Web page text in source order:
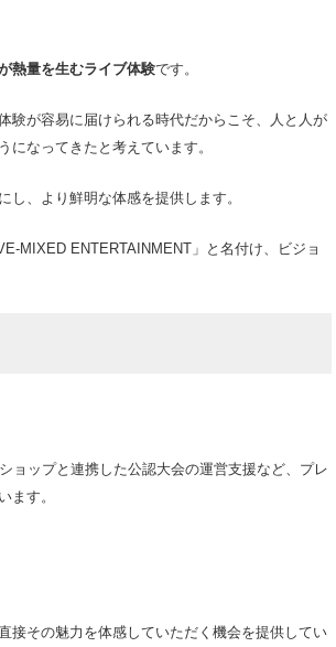
熱量を生むライブ体験です。
験が容易に届けられる時代だからこそ、人と人が
になってきたと考えています。
、より鮮明な体感を提供します。
MIXED ENTERTAINMENT」と名付け、ビジョ
ョップと連携した公認大会の運営支援など、プレ
ます。
その魅力を体感していただく機会を提供してい